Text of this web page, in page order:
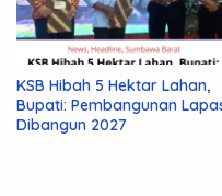
KSB Hibah 5 Hektar Lahan,
Bupati: Pembangunan
Dibangun 2027